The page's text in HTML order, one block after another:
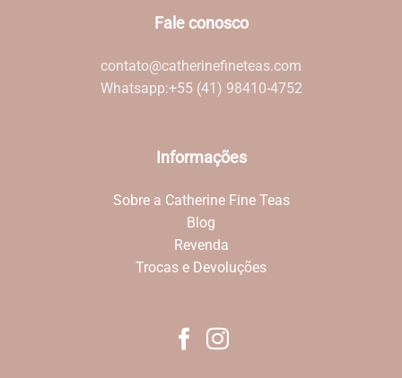
Fale conosco
contato@catherinefineteas.com
Whatsapp:+55 (41) 98410-4752
Informações
Sobre a Catherine Fine Teas
Blog
Revenda
Trocas e Devoluções